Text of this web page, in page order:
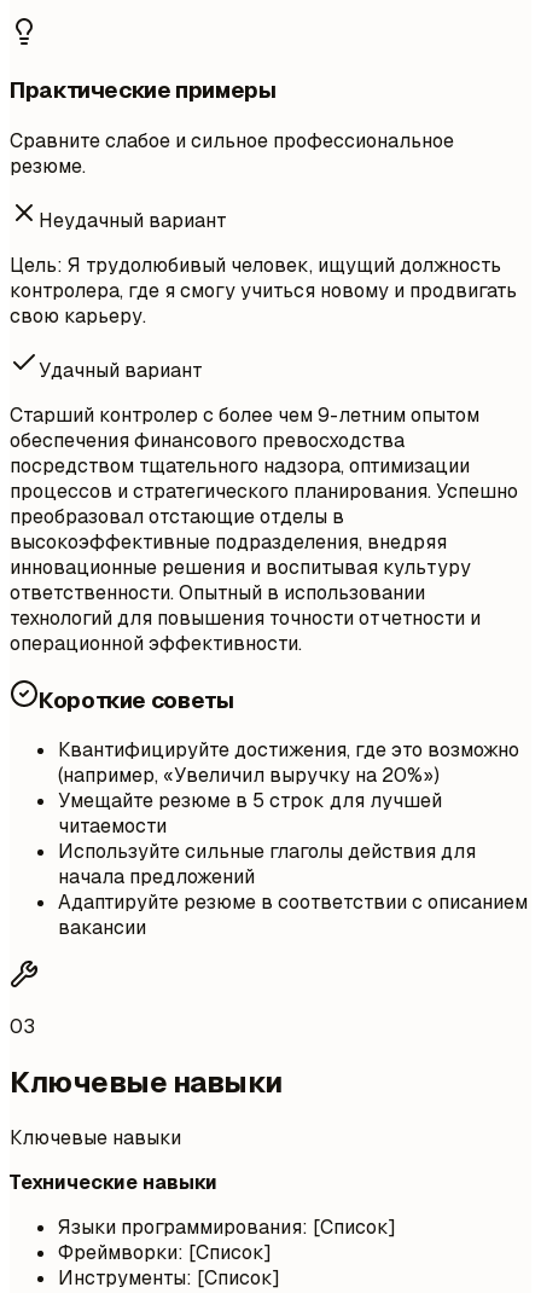
Практические примеры
Сравните слабое и сильное профессиональное
резюме.
Неудачный вариант
Цель: Я трудолюбивый человек, ищущий должность
контролера, где я смогу учиться новому и продвигать
свою карьеру.
Удачный вариант
Старший контролер с более чем 9-летним опытом
обеспечения финансового превосходства
посредством тщательного надзора, оптимизации
процессов и стратегического планирования. Успешно
преобразовал отстающие отделы в
высокоэффективные подразделения, внедряя
инновационные решения и воспитывая культуру
ответственности. Опытный в использовании
технологий для повышения точности отчетности и
операционной эффективности.
Короткие советы
Квантифицируйте достижения, где это возможно
(например, «Увеличил выручку на 20%»)
Умещайте резюме в 5 строк для лучшей
читаемости
Используйте сильные глаголы действия для
начала предложений
Адаптируйте резюме в соответствии с описанием
вакансии
03
Ключевые навыки
Ключевые навыки
Технические навыки
Языки программирования: [Список]
Фреймворки: [Список]
Инструменты: [Список]